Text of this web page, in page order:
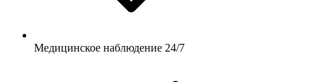
Медицинское наблюдение 24/7